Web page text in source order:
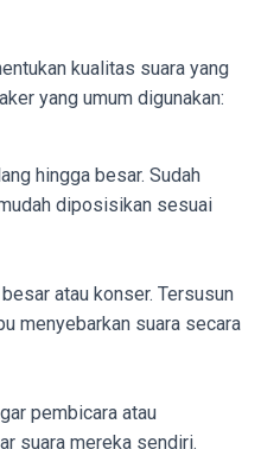
kualitas suara yang
yang umum digunakan:
hingga besar. Sudah
diposisikan sesuai
atau konser. Tersusun
menyebarkan suara secara
pembicara atau
suara mereka sendiri.